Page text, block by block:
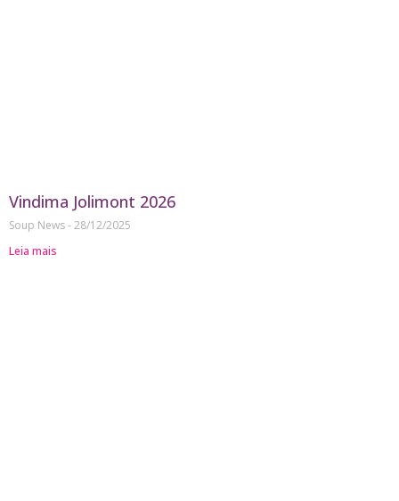
Vindima Jolimont 2026
Soup News 28/12/2025
Leia mais